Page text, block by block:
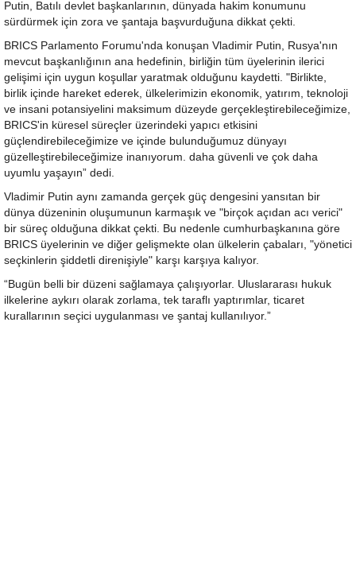
Putin, Batılı devlet başkanlarının, dünyada hakim konumunu
sürdürmek için zora ve şantaja başvurduğuna dikkat çekti.
BRICS Parlamento Forumu'nda konuşan Vladimir Putin, Rusya'nın
mevcut başkanlığının ana hedefinin, birliğin tüm üyelerinin ilerici
gelişimi için uygun koşullar yaratmak olduğunu kaydetti. "Birlikte,
birlik içinde hareket ederek, ülkelerimizin ekonomik, yatırım, teknoloji
ve insani potansiyelini maksimum düzeyde gerçekleştirebileceğimize,
BRICS'in küresel süreçler üzerindeki yapıcı etkisini
güçlendirebileceğimize ve içinde bulunduğumuz dünyayı
güzelleştirebileceğimize inanıyorum. daha güvenli ve çok daha
uyumlu yaşayın” dedi.
Vladimir Putin aynı zamanda gerçek güç dengesini yansıtan bir
dünya düzeninin oluşumunun karmaşık ve "birçok açıdan acı verici"
bir süreç olduğuna dikkat çekti. Bu nedenle cumhurbaşkanına göre
BRICS üyelerinin ve diğer gelişmekte olan ülkelerin çabaları, "yönetici
seçkinlerin şiddetli direnişiyle" karşı karşıya kalıyor.
“Bugün belli bir düzeni sağlamaya çalışıyorlar. Uluslararası hukuk
ilkelerine aykırı olarak zorlama, tek taraflı yaptırımlar, ticaret
kurallarının seçici uygulanması ve şantaj kullanılıyor.”